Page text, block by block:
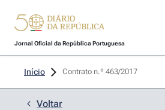
Jornal Oficial da República Portuguesa
Início Contrato n.º 463/2017
Voltar